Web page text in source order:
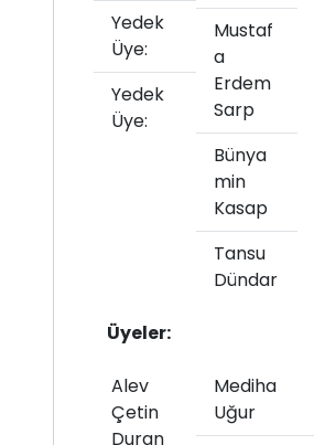
Yedek
Üye:
Yedek
Üye:
Mustaf
a
Erdem
Sarp
Bünya
min
Kasap
Tansu
Dündar
Üyeler:
Alev
Çetin
Duran
Mediha
Uğur